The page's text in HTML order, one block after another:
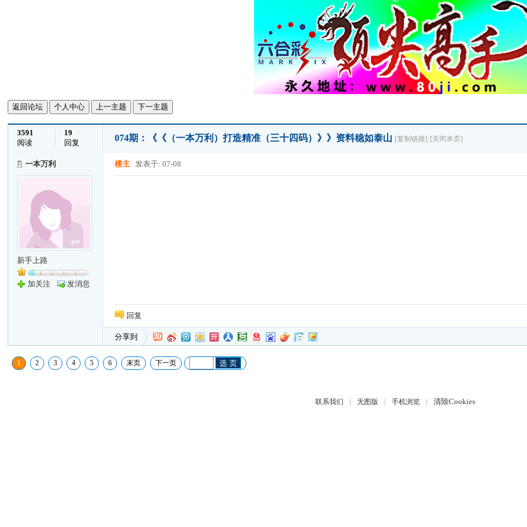
返回论坛 个人中心 上一主题 下一主题
3591
阅读
19
回复
074期：《《（一本万利）打造精准（三十四码）》》资料稳如泰山 [复制链接] [关闭本页]
一本万利
新手上路
加关注 发消息
楼主 发表于: 07-08
回复
分享到
1 2 3 4 5 6 末页 下一页 选 页
联系我们 | 无图版 | 手机浏览 | 清除Cookies